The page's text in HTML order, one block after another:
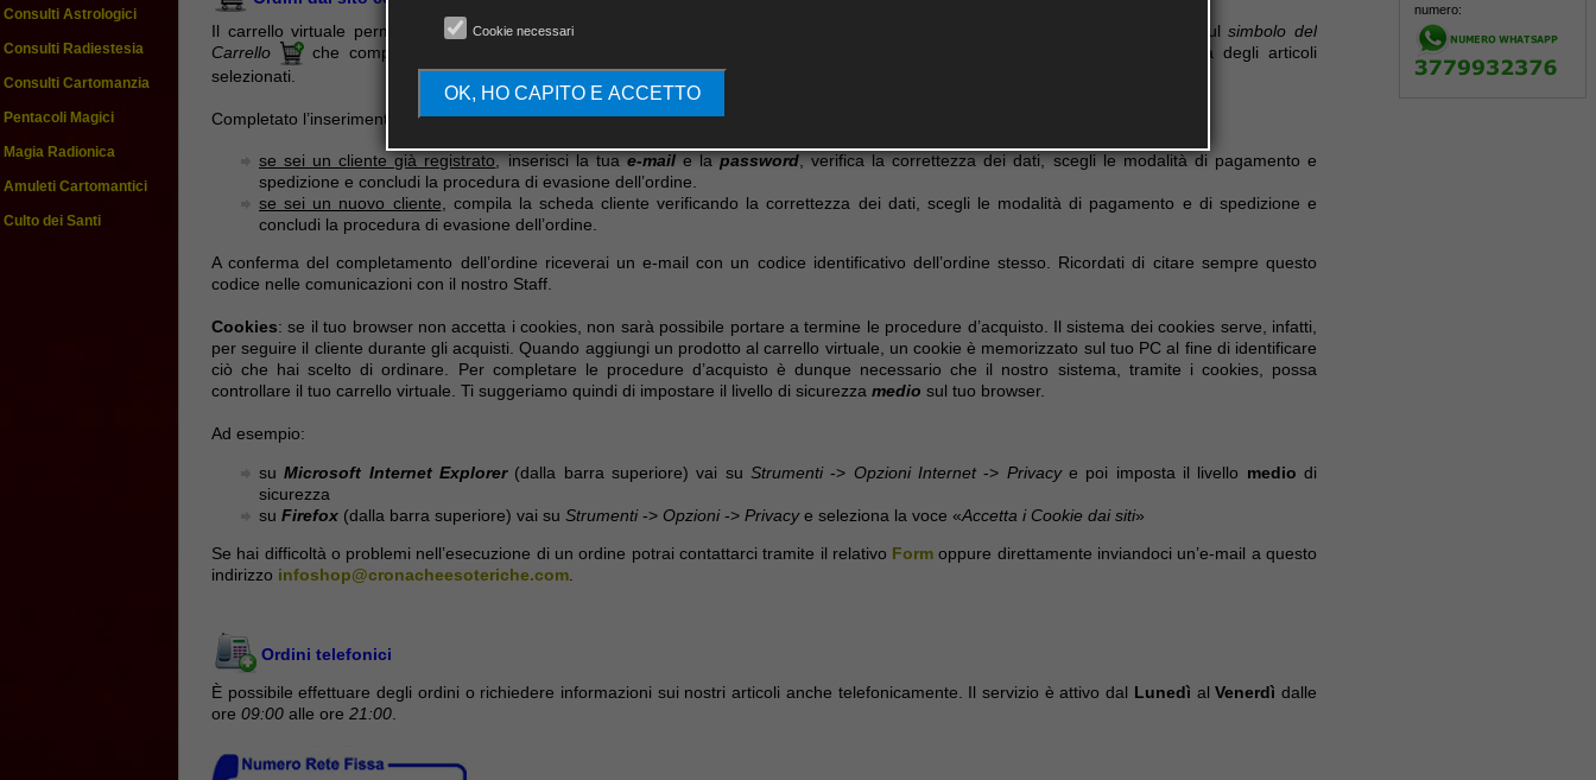
Consulti Astrologici
Consulti Radiestesia
Consulti Cartomanzia
Pentacoli Magici
Magia Radionica
Amuleti Cartomantici
Culto dei Santi
numero:
Il carrello virtuale permette di selezionare i prodotti che desideri acquistare. Per selezionare un oggetto è sufficiente cliccare sulsimbolo del
Carrello
che compare in ogni scheda prodotto. In ogni momento potrai controllarne il contenuto e modificare la quantità degli articoli
selezionati.
Completato l’inserimento dei prodotti nel Carrello, clicca su
se sei un cliente già registrato, inserisci la tuae-maile lapassword, verifica la correttezza dei dati, scegli le modalità di pagamento e
spedizione e concludi la procedura di evasione dell’ordine.
se sei un nuovo cliente , compila la scheda cliente verificando la correttezza dei dati, scegli le modalità di pagamento e di spedizione e
concludi la procedura di evasione dell’ordine.
A conferma del completamento dell’ordine riceverai un e-mail con un codice identificativo dell’ordine stesso. Ricordati di citare sempre questo
codice nelle comunicazioni con il nostro Staff.
Cookies: se il tuo browser non accetta i cookies, non sarà possibile portare a termine le procedure d’acquisto. Il sistema dei cookies serve, infatti,
per seguire il cliente durante gli acquisti. Quando aggiungi un prodotto al carrello virtuale, un cookie è memorizzato sul tuo PC al fine di identificare
ciò che hai scelto di ordinare. Per completare le procedure d’acquisto è dunque necessario che il nostro sistema, tramite i cookies, possa
controllare il tuo carrello virtuale. Ti suggeriamo quindi di impostare il livello di sicurezza medio sul tuo browser.
Ad esempio:
suMicrosoft Internet Explorer(dalla barra superiore) vai su Strumenti-> Opzioni Internet-> Privacye poi imposta il livello medio di
sicurezza
su Firefox (dalla barra superiore) vai su Strumenti-> Opzioni-> Privacye seleziona la voce «Accetta i Cookie dai siti»
Se hai difficoltà o problemi nell’esecuzione di un ordine potrai contattarci tramite il relativo Form oppure direttamente inviandoci un’e-mail a questo
indirizzo infoshop@cronacheesoteriche.com
Ordini telefonici
È possibile effettuare degli ordini o richiedere informazioni sui nostri articoli anche telefonicamente. Il servizio è attivo dal Lunedì alVenerdì dalle
ore 09:00 alle ore 21:00
Cookie necessari
OK, HO CAPITO E ACCETTO